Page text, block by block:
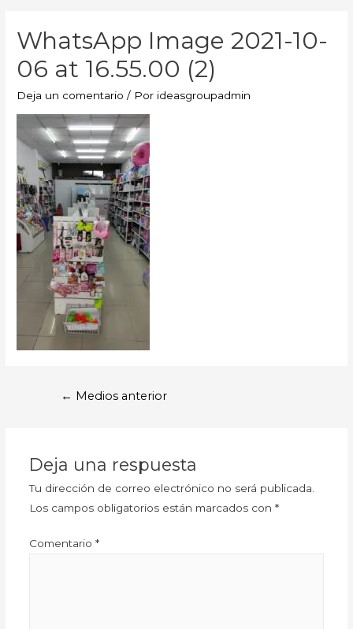
WhatsApp Image 2021-10-
06 at 16.55.00 (2)
Deja un comentario / Por ideasgroupadmin
← Medios anterior
Deja una respuesta
Tu dirección de correo electrónico no será publicada.
Los campos obligatorios están marcados con *
Comentario *